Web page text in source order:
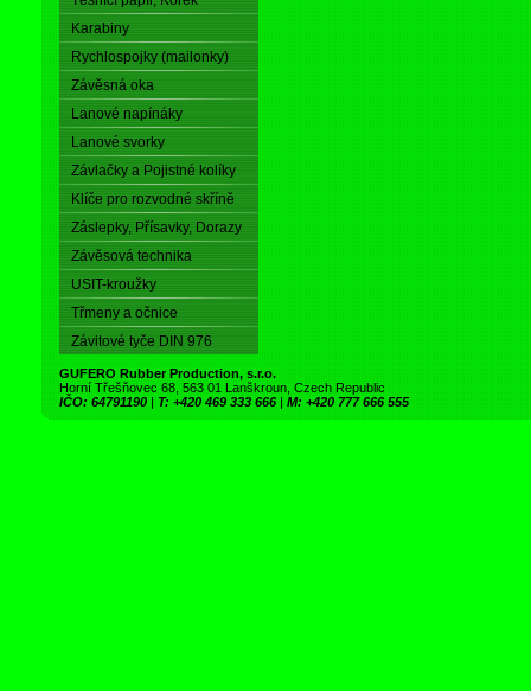
Karabiny
Rychlospojky (mailonky)
Závěsná oka
Lanové napínáky
Lanové svorky
Závlačky a Pojistné kolíky
Klíče pro rozvodné skříně
Záslepky, Přísavky, Dorazy
Závěsová technika
USIT-kroužky
Třmeny a očnice
Závitové tyče DIN 976
GUFERO Rubber Production, s.r.o.
Horní Třešňovec 68, 563 01 Lanškroun, Czech Republic
IČO: 64791190 | T: +420 469 333 666 | M: +420 777 666 555